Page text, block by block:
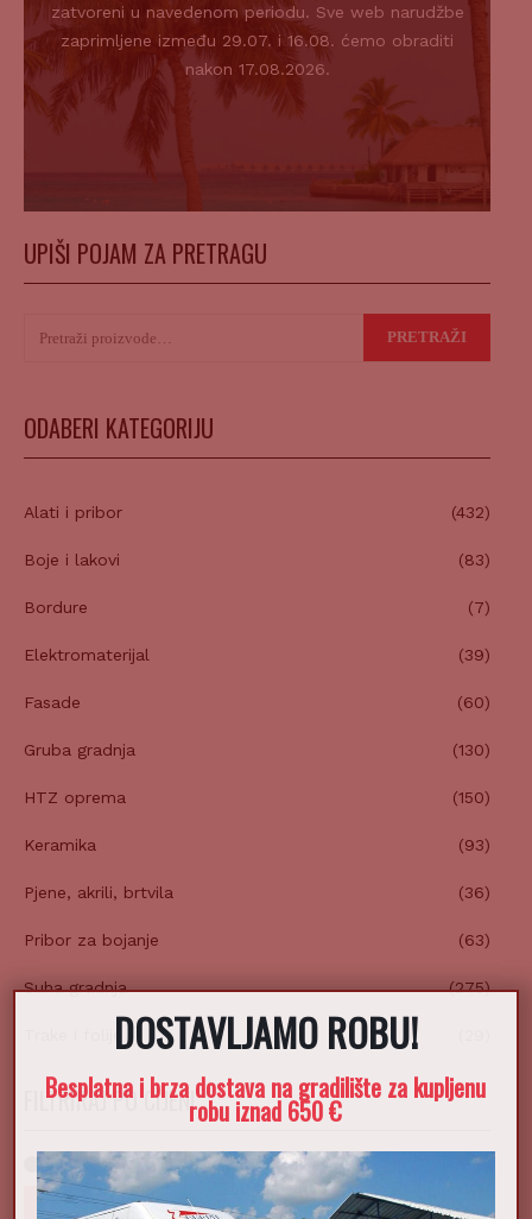
zatvoreni u navedenom periodu. Sve web narudžbe
zaprimljene između 29.07. i 16.08. ćemo obraditi
nakon 17.08.2026.
UPIŠI POJAM ZA PRETRAGU
PRETRAŽI
ODABERI KATEGORIJU
Alati i pribor (432)
Boje i lakovi (83)
Bordure (7)
Elektromaterijal (39)
Fasade (60)
Gruba gradnja (130)
HTZ oprema (150)
Keramika (93)
Pjene, akrili, brtvila (36)
Pribor za bojanje (63)
Suha gradnja (275)
FILTRIRAJ PO CIJENI
FILTRIRAJ
DOSTAVLJAMO ROBU!
Besplatna i brza dostava na gradilište za kupljenu
robu iznad 650 €